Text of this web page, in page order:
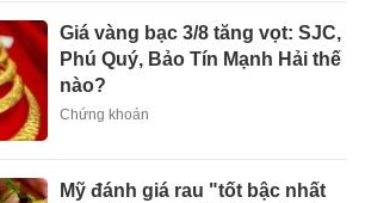
Giá vàng bạc 3/8 tăng vọt: SJC,
Phú Quý, Bảo Tín Mạnh Hải thế
nào?
Chứng khoán
Mỹ đánh giá rau "tốt bậc nhất